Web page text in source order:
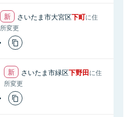
さいたま市大宮区下町に住
所変更
さいたま市緑区下野田に住
所変更